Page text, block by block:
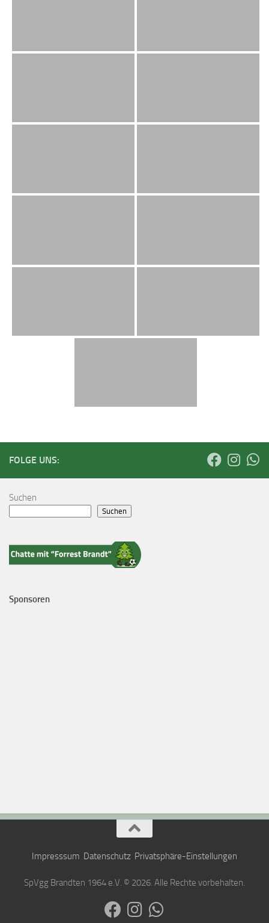
FOLGE UNS:
Suchen
Suchen
Sponsoren
Impresssum Datenschutz Privatsphäre-Einstellungen
SpVgg Brandten 1964 e.V. © 2026. Alle Rechte vorbehalten.